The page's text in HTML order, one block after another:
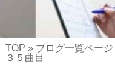
TOP » ブログ一覧ページ
３５曲目